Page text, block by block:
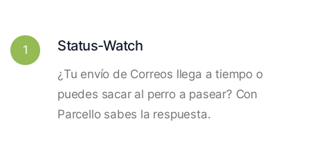
1 Status-Watch
¿Tu envío de Correos llega a tiempo o
puedes sacar al perro a pasear? Con
Parcello sabes la respuesta.